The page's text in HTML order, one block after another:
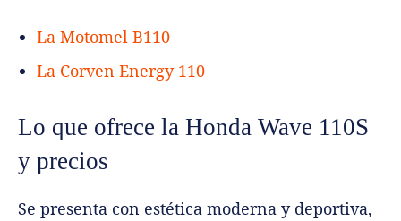
La Motomel B110
La Corven Energy 110
Lo que ofrece la Honda Wave 110S
y precios
Se presenta con estética moderna y deportiva,